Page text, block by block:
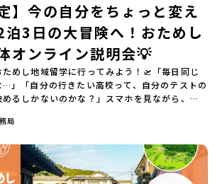
】今の自分をちょっと変え
泊3日の大冒険へ！おためし
オンライン説明会💡
めし地域留学に行ってみよう！🛫「毎日同じ
…」「自分の行きたい高校って、自分のテストの
るしかないのかな？」スマホを見ながら、進
そこのあなたへ！👀テストの点数ではなく、
＝自分軸）」で進路を選ぶ。そんな新しい選
い留学」です。「でも、いきなり知らない土地
て不安…」そんな人のために、2泊3日で気軽
おためし地域留学】の魅力を凝縮したオンライ
ブ（録画）を公開中です！✨＼🔥ここがすごい！
局